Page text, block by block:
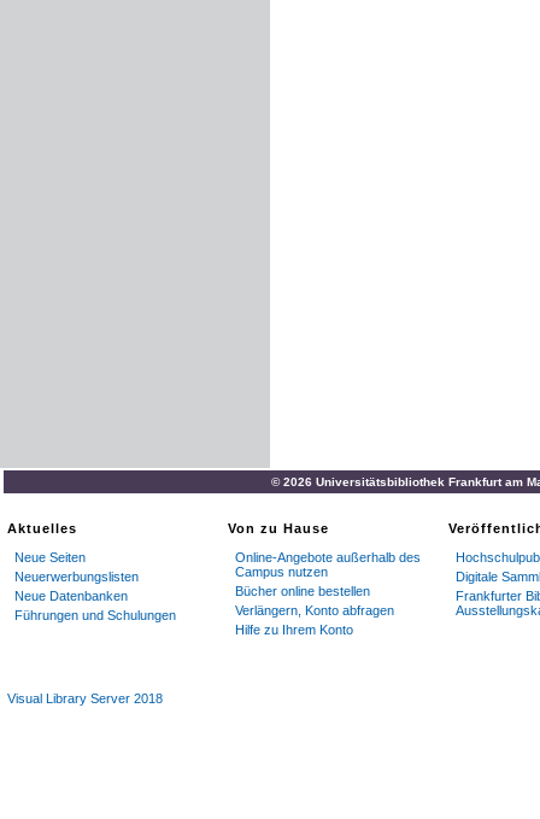
© 2026 Universitätsbibliothek Frankfurt am
Aktuelles
Neue Seiten
Neuerwerbungslisten
Neue Datenbanken
Führungen und Schulungen
Von zu Hause
Online-Angebote außerhalb des
Campus nutzen
Bücher online bestellen
Verlängern, Konto abfragen
Hilfe zu Ihrem Konto
Digitale
Frankfurter
Visual Library Server 2018